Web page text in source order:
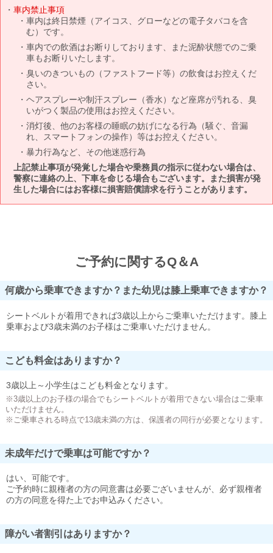
車内禁止事項
車内は終日禁煙（アイコス、グローなどの電子タバコを含
む）です。
車内での飲酒はお断りしております、また泥酔状態でのご乗
車もお断りいたします。
臭いのきついもの（ファストフード等）の飲食はお控えくだ
さい。
ヘアスプレーや制汗スプレー（香水）など座席が汚れる、臭
いがつく製品の使用はお控えください。
消灯後、他のお客様の睡眠の妨げになる行為（騒ぐ、音漏
れ、スマートフォンの操作）等はお控えください。
暴力行為など、その他迷惑行為
上記禁止事項が発覚した場合や乗務員の指示に従わない場合は、
警察に連絡の上、下車を命じる場合もございます。また損害が発
生した場合にはお客様に損害賠償請求を行うことがあります。
ご予約に関するQ＆A
何歳から乗車できますか？また幼児は膝上乗車できますか？
シートベルトが着用できれば3歳以上からご乗車いただけます。膝上
乗車および3歳未満のお子様はご乗車いただけません。
こども料金はありますか？
3歳以上～小学生はこども料金となります。
※3歳以上のお子様の場合でもシートベルトが着用できない場合はご乗車
いただけません。
※ご乗車される時点で13歳未満の方は、保護者の同行が必要となります。
未成年だけで乗車は可能ですか？
はい、可能です。
ご予約時に親権者の方の同意書は必要ございませんが、必ず親権者
の方の同意を得た上でお申込みください。
障がい者割引はありますか？